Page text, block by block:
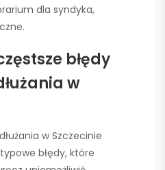
dla syndyka,
błędy
w
w Szczecinie
błędy, które